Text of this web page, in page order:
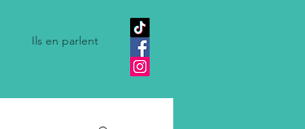
Ils en parlent